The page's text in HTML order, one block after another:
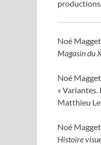
Noé
Magasin du
Noé
«
Matthieu
Noé
Histoire